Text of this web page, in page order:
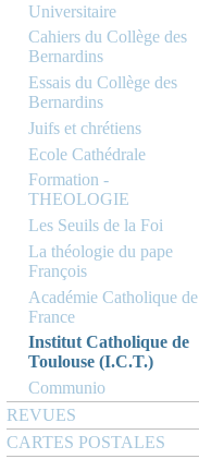
Universitaire
Cahiers du Collège des
Bernardins
Essais du Collège des
Bernardins
Juifs et chrétiens
Ecole Cathédrale
Formation -
THEOLOGIE
Les Seuils de la Foi
La théologie du pape
François
Académie Catholique de
France
Institut Catholique de
Toulouse (I.C.T.)
Communio
REVUES
CARTES POSTALES